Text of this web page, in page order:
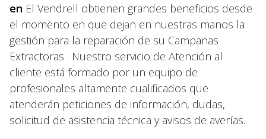
en El Vendrell obtienen grandes beneficios desde
el momento en que dejan en nuestras manos la
gestión para la reparación de su Campanas
Extractoras . Nuestro servicio de Atención al
cliente está formado por un equipo de
profesionales altamente cualificados que
atenderán peticiones de información, dudas,
solicitud de asistencia técnica y avisos de averías.